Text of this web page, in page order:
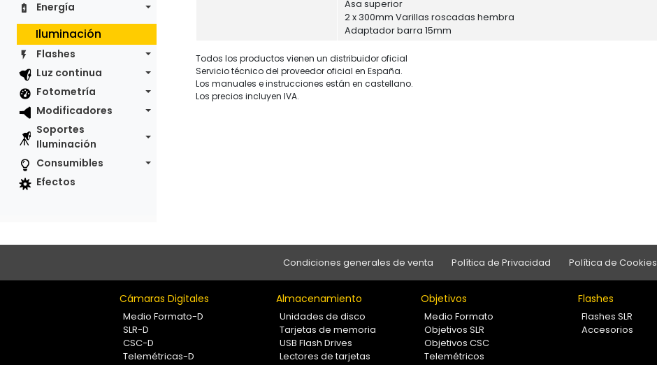
Energía
Iluminación
Flashes
Luz continua
Fotometría
Modificadores
Soportes
Iluminación
Consumibles
Efectos
Asa superior
2 x 300mm Varillas roscadas hembra
Adaptador barra 15mm
Todos los productos vienen un distribuidor oficial
Servicio técnico del proveedor oficial en España.
Los manuales e instrucciones están en castellano.
Los precios incluyen IVA.
Condiciones generales de venta Política de Privacidad Política de Cookies
Cámaras Digitales
Medio Formato-D
SLR-D
CSC-D
Telemétricas-D
Almacenamiento
Unidades de disco
Tarjetas de memoria
USB Flash Drives
Lectores de tarjetas
Objetivos
Medio Formato
Objetivos SLR
Objetivos CSC
Telemétricos
Flashes
Flashes SLR
Accesorios